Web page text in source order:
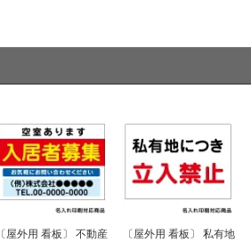
〔屋外用 看板〕 不動産
〔屋外用 看板〕 私有地